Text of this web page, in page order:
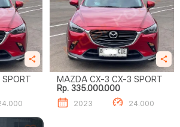
3 CX-3 SPORT
MAZDA CX-3 CX-3 SPORT
Rp. 335.000.000
2023 24.000